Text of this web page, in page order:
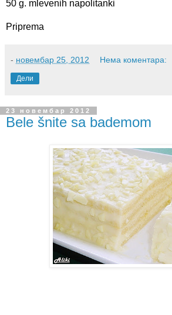
50 g. mlevenih napolitanki
Priprema
- новембар 25, 2012 Нема коментара:
Дели
23 новембар 2012
Bele šnite sa bademom